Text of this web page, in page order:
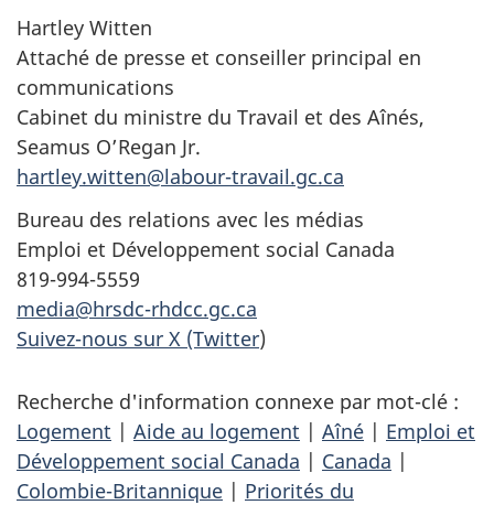
Hartley Witten
Attaché de presse et conseiller principal en
communications
Cabinet du ministre du Travail et des Aînés,
Seamus O’Regan Jr.
hartley.witten@labour-travail.gc.ca
Bureau des relations avec les médias
Emploi et Développement social Canada
819-994-5559
media@hrsdc-rhdcc.gc.ca
Suivez-nous sur X (Twitter)
Recherche d'information connexe par mot-clé :
Logement | Aide au logement | Aîné | Emploi et
Développement social Canada | Canada |
Colombie-Britannique | Priorités du